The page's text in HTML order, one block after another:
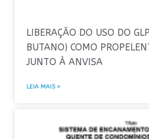
LIBERAÇÃO DO USO DO
BUTANO) COMO
JUNTO À ANVISA
LEIA MAIS »